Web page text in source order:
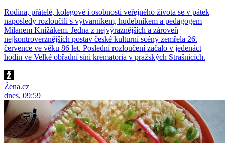
Rodina, přátelé, kolegové i osobnosti veřejného života se v pátek
naposledy rozloučili s výtvarníkem, hudebníkem a pedagogem
Milanem Knížákem. Jedna z nejvýraznějších a zároveň
nejkontroverznějších postav české kulturní scény zemřela 26.
července ve věku 86 let. Poslední rozloučení začalo v jedenáct
hodin ve Velké obřadní síni krematoria v pražských Strašnicích.
Žena.cz
dnes, 09:59